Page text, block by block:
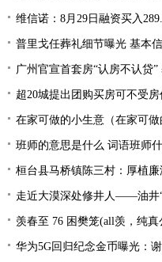
维信诺：8月29日融资买入
普里戈任葬礼细节曝光 基本
广州官宣首套房“认房不认贷
超20城提出团购买房可不受
在家可做的小生意（在家可做
班师的意思是什么 词语班师
桓台县马桥镇陈三村：厚植
走近大漠深处修井人——油井
羡春至 76 困樊笼(all羡，纯真公子三×
华为5G回归纪念金币曝光：